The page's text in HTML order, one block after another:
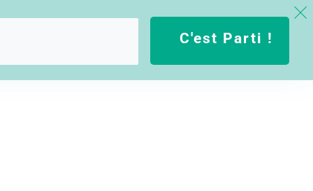
C'est Parti !